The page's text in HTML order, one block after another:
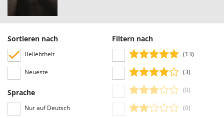
Redback
Resto Italia
Ritter
River Systems
positiven oder negativen Bewertungen.
Sortieren nach
Beliebtheit
Neueste
Sprache
Nur auf Deutsch
Filtern nach
(13)
(3)
(0)
(0)